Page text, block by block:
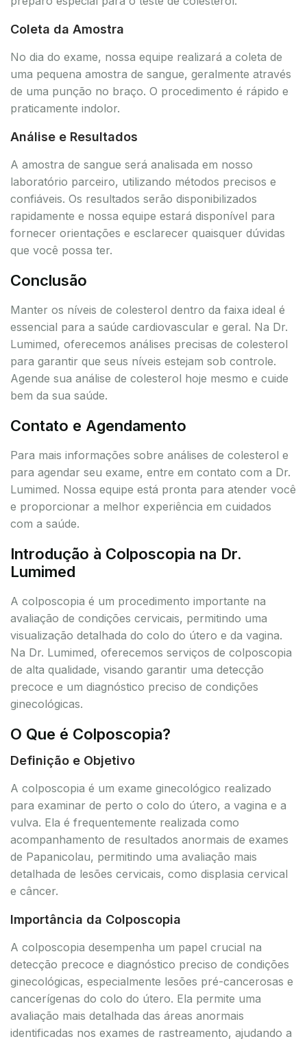
Coleta da Amostra
No dia do exame, nossa equipe realizará a coleta de
uma pequena amostra de sangue, geralmente através
de uma punção no braço. O procedimento é rápido e
praticamente indolor.
Análise e Resultados
A amostra de sangue será analisada em nosso
laboratório parceiro, utilizando métodos precisos e
confiáveis. Os resultados serão disponibilizados
rapidamente e nossa equipe estará disponível para
fornecer orientações e esclarecer quaisquer dúvidas
que você possa ter.
Conclusão
Manter os níveis de colesterol dentro da faixa ideal é
essencial para a saúde cardiovascular e geral. Na Dr.
Lumimed, oferecemos análises precisas de colesterol
para garantir que seus níveis estejam sob controle.
Agende sua análise de colesterol hoje mesmo e cuide
bem da sua saúde.
Contato e Agendamento
Para mais informações sobre análises de colesterol e
para agendar seu exame, entre em contato com a Dr.
Lumimed. Nossa equipe está pronta para atender você
e proporcionar a melhor experiência em cuidados
com a saúde.
Introdução à Colposcopia na Dr.
Lumimed
A colposcopia é um procedimento importante na
avaliação de condições cervicais, permitindo uma
visualização detalhada do colo do útero e da vagina.
Na Dr. Lumimed, oferecemos serviços de colposcopia
de alta qualidade, visando garantir uma detecção
precoce e um diagnóstico preciso de condições
ginecológicas.
O Que é Colposcopia?
Definição e Objetivo
A colposcopia é um exame ginecológico realizado
para examinar de perto o colo do útero, a vagina e a
vulva. Ela é frequentemente realizada como
acompanhamento de resultados anormais de exames
de Papanicolau, permitindo uma avaliação mais
detalhada de lesões cervicais, como displasia cervical
e câncer.
Importância da Colposcopia
A colposcopia desempenha um papel crucial na
detecção precoce e diagnóstico preciso de condições
ginecológicas, especialmente lesões pré-cancerosas e
cancerígenas do colo do útero. Ela permite uma
avaliação mais detalhada das áreas anormais
identificadas nos exames de rastreamento, ajudando a